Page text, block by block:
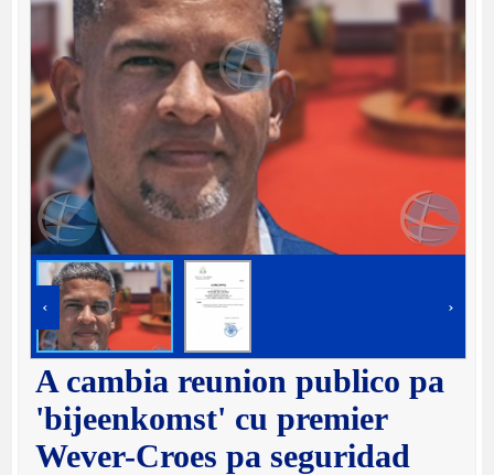
‹ ›
A cambia reunion publico pa
'bijeenkomst' cu premier
Wever-Croes pa seguridad